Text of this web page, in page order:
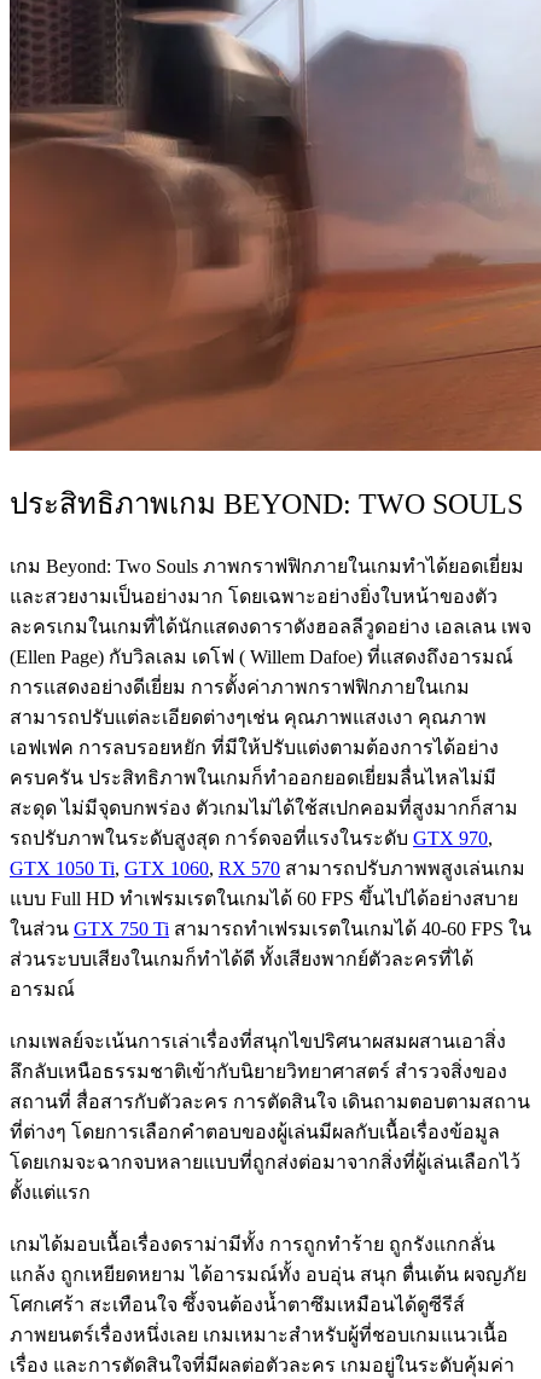
ประสิทธิภาพเกม BEYOND: TWO SOULS
เกม Beyond: Two Souls ภาพกราฟฟิกภายในเกมทำได้ยอดเยี่ยม
และสวยงามเป็นอย่างมาก โดยเฉพาะอย่างยิ่งใบหน้าของตัว
ละครเกมในเกมที่ได้นักแสดงดาราดังฮอลลีวูดอย่าง เอลเลน เพจ
(Ellen Page) กับวิลเลม เดโฟ ( Willem Dafoe) ที่แสดงถึงอารมณ์
การแสดงอย่างดีเยี่ยม การตั้งค่าภาพกราฟฟิกภายในเกม
สามารถปรับแต่ละเอียดต่างๆเช่น คุณภาพแสงเงา คุณภาพ
เอฟเฟค การลบรอยหยัก ที่มีให้ปรับแต่งตามต้องการได้อย่าง
ครบครัน ประสิทธิภาพในเกมก็ทำออกยอดเยี่ยมลื่นไหลไม่มี
สะดุด ไม่มีจุดบกพร่อง ตัวเกมไม่ได้ใช้สเปกคอมที่สูงมากก็สาม
รถปรับภาพในระดับสูงสุด การ์ดจอที่แรงในระดับ GTX 970,
GTX 1050 Ti, GTX 1060, RX 570 สามารถปรับภาพพสูงเล่นเกม
แบบ Full HD ทำเฟรมเรตในเกมได้ 60 FPS ขึ้นไปได้อย่างสบาย
ในส่วน GTX 750 Ti สามารถทำเฟรมเรตในเกมได้ 40-60 FPS ใน
ส่วนระบบเสียงในเกมก็ทำได้ดี ทั้งเสียงพากย์ตัวละครที่ได้
อารมณ์
เกมเพลย์จะเน้นการเล่าเรื่องที่สนุกไขปริศนาผสมผสานเอาสิ่ง
ลึกลับเหนือธรรมชาติเข้ากับนิยายวิทยาศาสตร์ สำรวจสิ่งของ
สถานที่ สื่อสารกับตัวละคร การตัดสินใจ เดินถามตอบตามสถาน
ที่ต่างๆ โดยการเลือกคำตอบของผู้เล่นมีผลกับเนื้อเรื่องข้อมูล
โดยเกมจะฉากจบหลายแบบที่ถูกส่งต่อมาจากสิ่งที่ผู้เล่นเลือกไว้
ตั้งแต่แรก
เกมได้มอบเนื้อเรื่องดราม่ามีทั้ง การถูกทำร้าย ถูกรังแกกลั่น
แกล้ง ถูกเหยียดหยาม ได้อารมณ์ทั้ง อบอุ่น สนุก ตื่นเต้น ผจญภัย
โศกเศร้า สะเทือนใจ ซึ้งจนต้องน้ำตาซึมเหมือนได้ดูซีรีส์
ภาพยนตร์เรื่องหนึ่งเลย เกมเหมาะสำหรับผู้ที่ชอบเกมแนวเนื้อ
เรื่อง และการตัดสินใจที่มีผลต่อตัวละคร เกมอยู่ในระดับคุ้มค่า